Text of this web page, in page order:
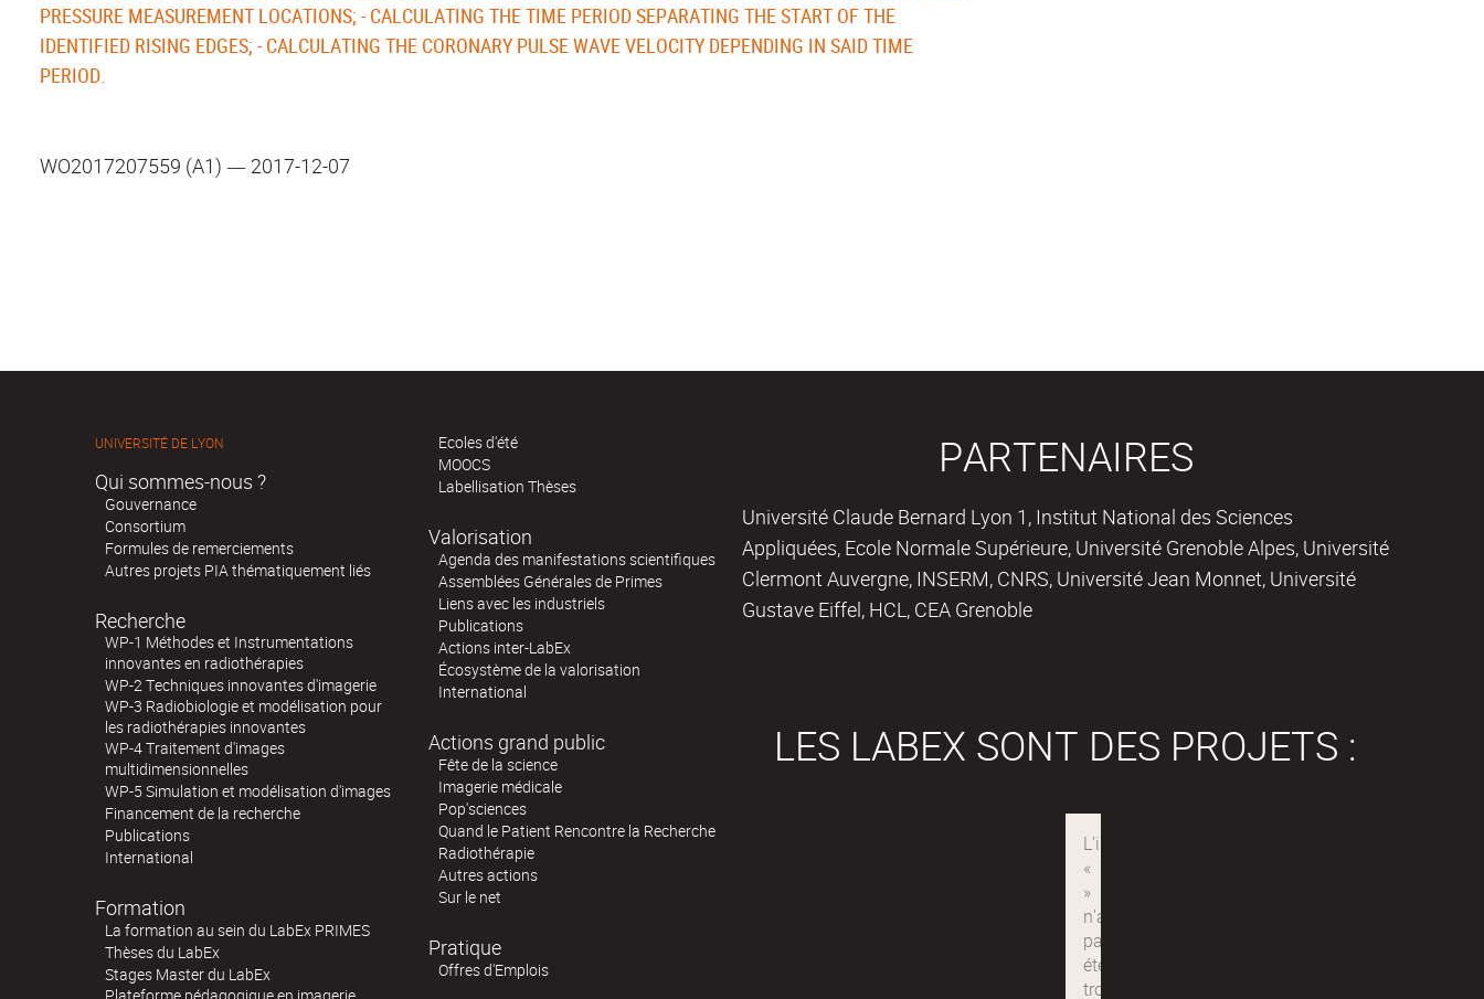
PRESSURE MEASUREMENT LOCATIONS; - CALCULATING THE TIME PERIOD SEPARATING THE START OF THE
IDENTIFIED RISING EDGES; - CALCULATING THE CORONARY PULSE WAVE VELOCITY DEPENDING IN SAID TIME
PERIOD.
WO2017207559 (A1) ― 2017-12-07
UNIVERSITÉ DE LYON
Qui sommes-nous ?
Gouvernance
Consortium
Formules de remerciements
Autres projets PIA thématiquement liés
Recherche
WP-1 Méthodes et Instrumentations
innovantes en radiothérapies
WP-2 Techniques innovantes d'imagerie
WP-3 Radiobiologie et modélisation pour
les radiothérapies innovantes
WP-4 Traitement d'images
multidimensionnelles
WP-5 Simulation et modélisation d'images
Financement de la recherche
Publications
International
Formation
La formation au sein du LabEx PRIMES
Thèses du LabEx
Stages Master du LabEx
Ecoles d'été
MOOCS
Labellisation Thèses
Valorisation
Agenda des manifestations scientifiques
Assemblées Générales de Primes
Liens avec les industriels
Publications
Actions inter-LabEx
Écosystème de la valorisation
International
Actions grand public
Fête de la science
Imagerie médicale
Pop'sciences
Quand le Patient Rencontre la Recherche
Radiothérapie
Autres actions
Sur le net
Pratique
Offres d'Emplois
PARTENAIRES
Université Claude Bernard Lyon 1, Institut National des Sciences
Appliquées, Ecole Normale Supérieure, Université Grenoble Alpes, Université
Clermont Auvergne, INSERM, CNRS, Université Jean Monnet, Université
Gustave Eiffel, HCL, CEA Grenoble
LES LABEX SONT DES PROJETS :